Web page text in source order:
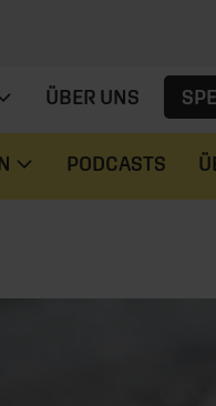
ÜBER UNS
PODCASTS